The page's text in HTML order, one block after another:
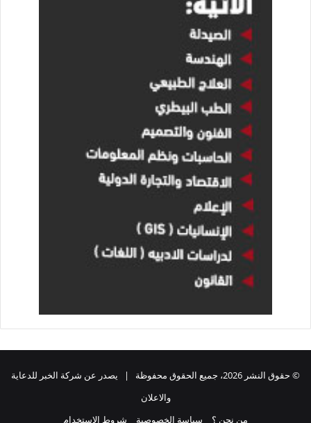
© حقوق النشر 2026، جميع الحقوق محفوظة | يصدر عن شركة الخبر للدعاية
والاعلان
من نحن ؟
سياسة الخصوصية شروط الاستخدام